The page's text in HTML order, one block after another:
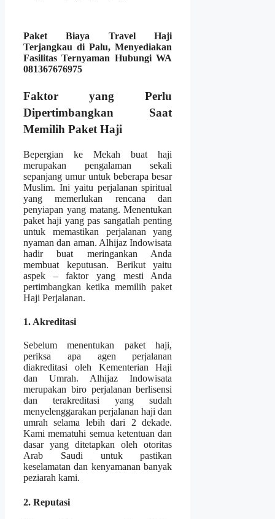
Paket Biaya Travel Haji
Terjangkau di Palu, Menyediakan
Fasilitas Ternyaman Hubungi WA
081367676975
Faktor yang Perlu
Dipertimbangkan Saat
Memilih Paket Haji
Bepergian ke Mekah buat haji
merupakan pengalaman sekali
sepanjang umur untuk beberapa besar
Muslim. Ini yaitu perjalanan spiritual
yang memerlukan rencana dan
penyiapan yang matang. Menentukan
paket haji yang pas sangatlah penting
untuk memastikan perjalanan yang
nyaman dan aman. Alhijaz Indowisata
hadir buat meringankan Anda
membuat keputusan. Berikut yaitu
aspek – faktor yang mesti Anda
pertimbangkan ketika memilih paket
Haji Perjalanan.
1. Akreditasi
Sebelum menentukan paket haji,
periksa apa agen perjalanan
diakreditasi oleh Kementerian Haji
dan Umrah. Alhijaz Indowisata
merupakan biro perjalanan berlisensi
dan terakreditasi yang sudah
menyelenggarakan perjalanan haji dan
umrah selama lebih dari 2 dekade.
Kami mematuhi semua ketentuan dan
dasar yang ditetapkan oleh otoritas
Arab Saudi untuk pastikan
keselamatan dan kenyamanan banyak
peziarah kami.
2. Reputasi